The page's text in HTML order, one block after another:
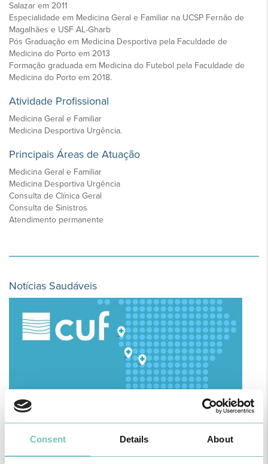
Consent Details About
Salazar em 2011
Especialidade em Medicina Geral e Familiar na UCSP Fernão de
Magalhães e USF AL-Gharb
Pós Graduação em Medicina Desportiva pela Faculdade de
Medicina do Porto em 2013
Formação graduada em Medicina do Futebol pela Faculdade de
Medicina do Porto em 2018.
Atividade Profissional
Medicina Geral e Familiar
Medicina Desportiva Urgência.
Principais Áreas de Atuação
Medicina Geral e Familiar
Medicina Desportiva Urgência
Consulta de Clínica Geral
Consulta de Sinistros
Atendimento permanente
Notícias Saudáveis
O GRUPO HPA AGORA É CUF: JUNTOS E CADA VEZ MAIS
PRÓXIMOS.